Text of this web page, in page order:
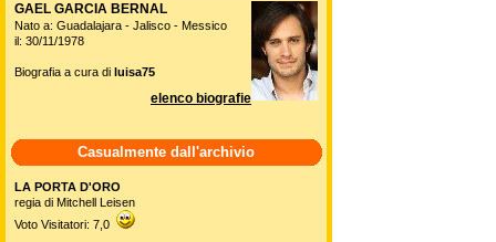
GAEL GARCIA BERNAL
Nato a: Guadalajara - Jalisco - Messico
il: 30/11/1978
Biografia a cura di luisa75
elenco biografie
Casualmente dall'archivio
LA PORTA D'ORO
regia di Mitchell Leisen
Voto Visitatori: 7,0